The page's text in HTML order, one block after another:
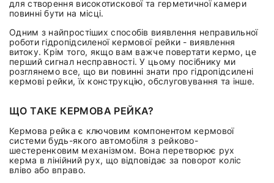
для створення високотискової та герметичної камери
повинні бути на місці.
Одним з найпростіших способів виявлення неправильної
роботи гідропідсиленої кермової рейки - виявлення
витоку. Крім того, якщо вам важче повертати кермо, це
перший сигнал несправності. У цьому посібнику ми
розглянемо все, що ви повинні знати про гідропідсилені
кермові рейки, їх конструкцію, обслуговування та інше.
ЩО ТАКЕ КЕРМОВА РЕЙКА?
Кермова рейка є ключовим компонентом кермової
системи будь-якого автомобіля з рейково-
шестеренковим механізмом. Вона перетворює рух
керма в лінійний рух, що відповідає за поворот коліс
вліво або вправо.